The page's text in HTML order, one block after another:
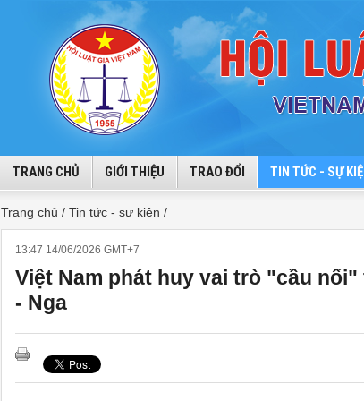
TRANG CHỦ GIỚI THIỆU TRAO ĐỔI TIN TỨC - SỰ
Trang chủ / Tin tức - sự kiện /
13:47 14/06/2026 GMT+7
Việt Nam phát huy vai trò "cầu nối"
- Nga